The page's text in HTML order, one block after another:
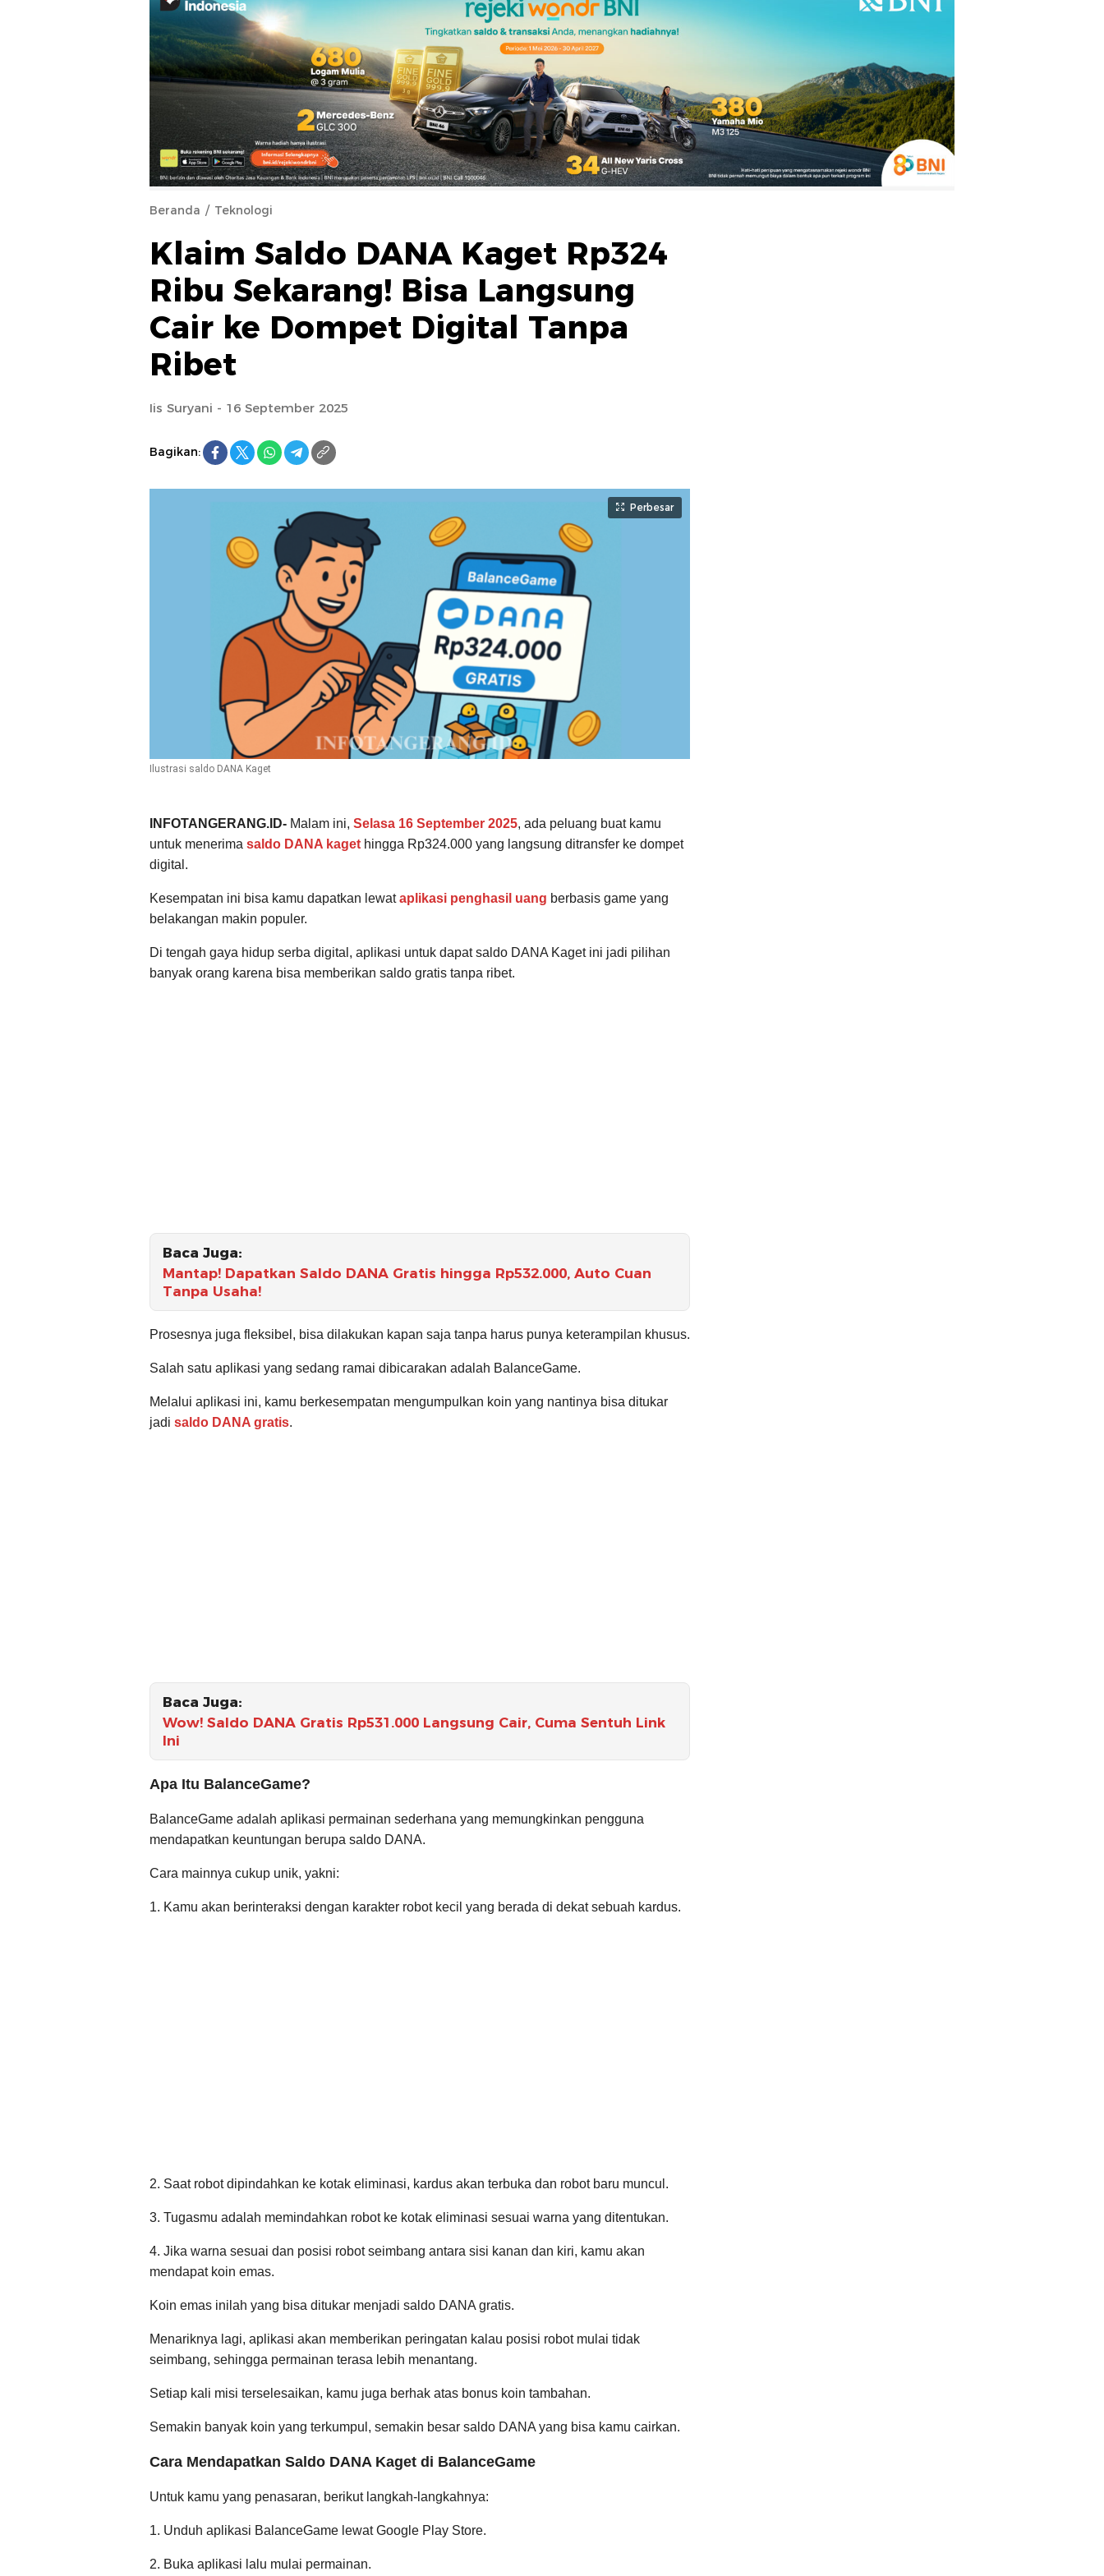
Beranda Teknologi
Klaim Saldo DANA Kaget Rp324
Ribu Sekarang! Bisa Langsung
Cair ke Dompet Digital Tanpa
Ribet
Iis Suryani - 16 September 2025
Bagikan:
Perbesar
Ilustrasi saldo DANA Kaget
INFOTANGERANG.ID- Malam ini, Selasa 16 September 2025, ada peluang buat kamu
untuk menerima saldo DANA kaget hingga Rp324.000 yang langsung ditransfer ke dompet
digital.
Kesempatan ini bisa kamu dapatkan lewataplikasi penghasil uang berbasis game yang
belakangan makin populer.
Di tengah gaya hidup serba digital, aplikasi untuk dapat saldo DANA Kaget ini jadi pilihan
banyak orang karena bisa memberikan saldo gratis tanpa ribet.
Baca Juga:
Mantap! Dapatkan Saldo DANA Gratis hingga Rp532.000, Auto Cuan
Tanpa Usaha!
Prosesnya juga fleksibel, bisa dilakukan kapan saja tanpa harus punya keterampilan khusus.
Salah satu aplikasi yang sedang ramai dibicarakan adalah BalanceGame.
Melalui aplikasi ini, kamu berkesempatan mengumpulkan koin yang nantinya bisa ditukar
jadi saldo DANA gratis.
Baca Juga:
Wow! Saldo DANA Gratis Rp531.000 Langsung Cair, Cuma Sentuh Link
Ini
Apa Itu BalanceGame?
BalanceGame adalah aplikasi permainan sederhana yang memungkinkan pengguna
mendapatkan keuntungan berupa saldo DANA.
Cara mainnya cukup unik, yakni:
1. Kamu akan berinteraksi dengan karakter robot kecil yang berada di dekat sebuah kardus.
2. Saat robot dipindahkan ke kotak eliminasi, kardus akan terbuka dan robot baru muncul.
3. Tugasmu adalah memindahkan robot ke kotak eliminasi sesuai warna yang ditentukan.
4. Jika warna sesuai dan posisi robot seimbang antara sisi kanan dan kiri, kamu akan
mendapat koin emas.
Koin emas inilah yang bisa ditukar menjadi saldo DANA gratis.
Menariknya lagi, aplikasi akan memberikan peringatan kalau posisi robot mulai tidak
seimbang, sehingga permainan terasa lebih menantang.
Setiap kali misi terselesaikan, kamu juga berhak atas bonus koin tambahan.
Semakin banyak koin yang terkumpul, semakin besar saldo DANA yang bisa kamu cairkan.
Cara Mendapatkan Saldo DANA Kaget di BalanceGame
Untuk kamu yang penasaran, berikut langkah-langkahnya:
1. Unduh aplikasi BalanceGame lewat Google Play Store.
2. Buka aplikasi lalu mulai permainan.